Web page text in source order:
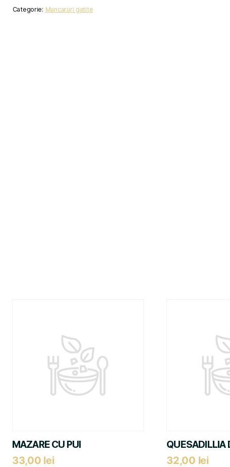
Categorie: Mancaruri gatite
MAZARE CU PUI
33,00 lei
QUESADILLIA
32,00 lei